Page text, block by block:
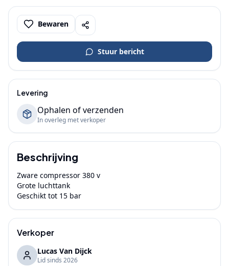
Bewaren
Stuur bericht
Levering
Ophalen of verzenden
In overleg met verkoper
Beschrijving
Zware compressor 380 v
Grote luchttank
Geschikt tot 15 bar
Verkoper
Lucas Van Dijck
Lid sinds 2026